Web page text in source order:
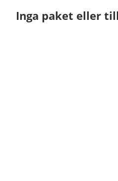
Inga paket eller